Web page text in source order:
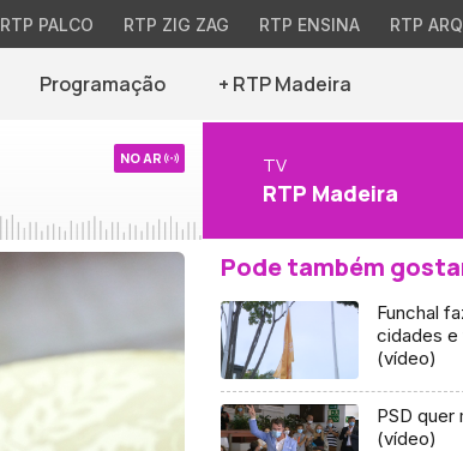
RTP PALCO RTP ZIG ZAG RTP ENSINA RTP
Programação + RTP Madeira
NO AR TV
RTP Madeira
Pode também
Funchal
cidades e
(vídeo)
PSD quer
(vídeo)